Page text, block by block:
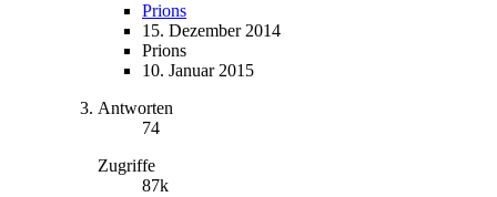
Prions
15. Dezember 2014
Prions
10. Januar 2015
Antworten
74
Zugriffe
87k